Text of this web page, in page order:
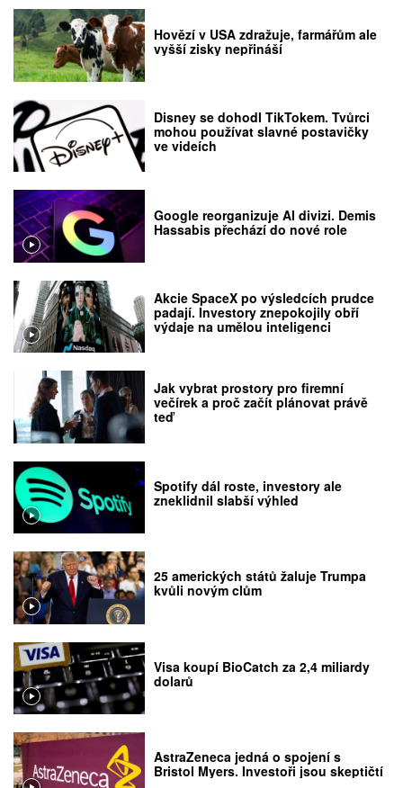
Hovězí v USA zdražuje, farmářům ale
vyšší zisky nepřináší
Disney se dohodl TikTokem. Tvůrci
mohou používat slavné postavičky
ve videích
Google reorganizuje AI divizi. Demis
Hassabis přechází do nové role
Akcie SpaceX po výsledcích prudce
padají. Investory znepokojily obří
výdaje na umělou inteligenci
Jak vybrat prostory pro firemní
večírek a proč začít plánovat právě
teď
Spotify dál roste, investory ale
zneklidnil slabší výhled
25 amerických států žaluje Trumpa
kvůli novým clům
Visa koupí BioCatch za 2,4 miliardy
dolarů
AstraZeneca jedná o spojení s
Bristol Myers. Investoři jsou skeptičtí